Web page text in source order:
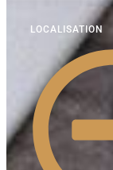
LOCALISATION